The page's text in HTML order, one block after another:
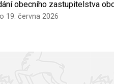
obecního zastupitelstva
19. června 2026